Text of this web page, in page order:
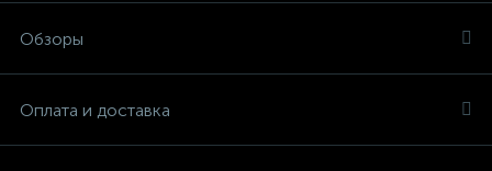
Обзоры
Оплата и доставка